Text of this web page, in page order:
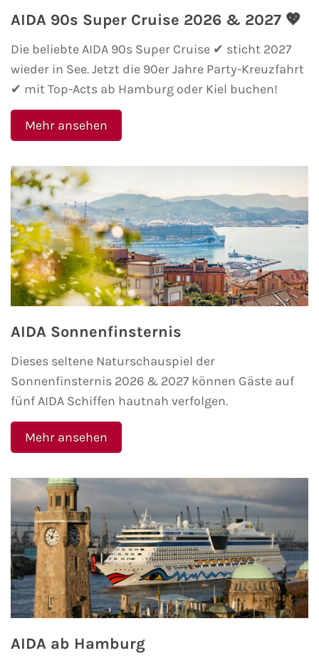
Mein Schiff Reiseziele
Mein Schiff Karibik
Mein Schiff Kanaren
Mein Schiff Norwegen
Mein Schiff Mittelmeer
Mein Schiff Westeuropa
Mein Schiff Orient
Mein Schiff Nordamerika
Mein Schiff Asien
Mittelmeer-Kreuzfahrt
Kanaren-Kreuzfahrt
Karibik-Kreuzfahrt
Ostsee-Kreuzfahrt
Westeuropa-Kreuzfahrt
Norwegen-Kreuzfahrt
Orient-Kreuzfahrt
AIDA 90s Super Cruise 2026 & 2027 💖
Die beliebte AIDA 90s Super Cruise ✔ sticht 2027
wieder in See. Jetzt die 90er Jahre Party-Kreuzfahrt
✔ mit Top-Acts ab Hamburg oder Kiel buchen!
Mehr ansehen
AIDA Sonnenfinsternis
Dieses seltene Naturschauspiel der
Sonnenfinsternis 2026 & 2027 können Gäste auf
fünf AIDA Schiffen hautnah verfolgen.
Mehr ansehen
AIDA ab Hamburg